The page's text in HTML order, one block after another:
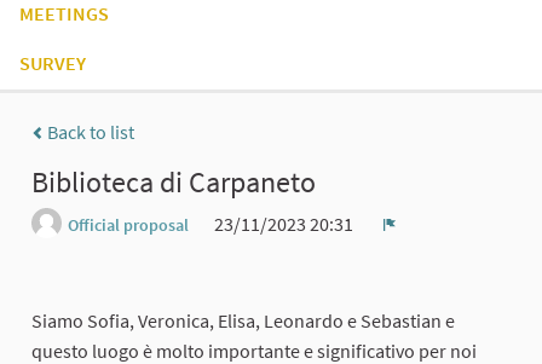
MEETINGS
SURVEY
Back to list
Biblioteca di Carpaneto
Official proposal
23/11/2023 20:31
Siamo Sofia, Veronica, Elisa, Leonardo e Sebastian e
questo luogo è molto importante e significativo per noi